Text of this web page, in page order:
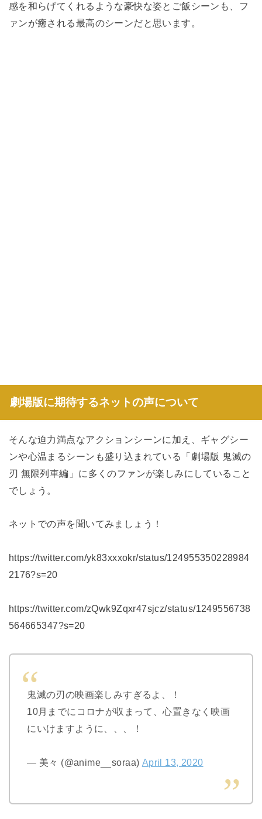
感を和らげてくれるような豪快な姿とご飯シーンも、フ
ァンが癒される最高のシーンだと思います。
劇場版に期待するネットの声について
そんな迫力満点なアクションシーンに加え、ギャグシー
ンや心温まるシーンも盛り込まれている「劇場版 鬼滅の
刃 無限列車編」に多くのファンが楽しみにしていること
でしょう。
ネットでの声を聞いてみましょう！
https://twitter.com/yk83xxxokr/status/124955350228984
2176?s=20
https://twitter.com/zQwk9Zqxr47sjcz/status/1249556738
564665347?s=20
鬼滅の刃の映画楽しみすぎるよ、！
10月までにコロナが収まって、心置きなく映画
にいけますように、、、！
— 美々 (@anime__soraa) April 13, 2020